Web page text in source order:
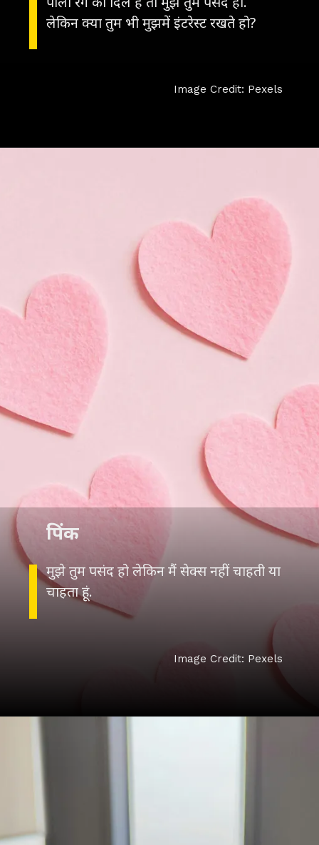
लेकिन क्या तुम भी मुझमें इंटरेस्ट रखते हो?
Image Credit: Pexels
मुझे तुम पसंद हो लेकिन मैं सेक्स नहीं चाहती या
चाहता हूं.
पिंक
Image Credit: Pexels